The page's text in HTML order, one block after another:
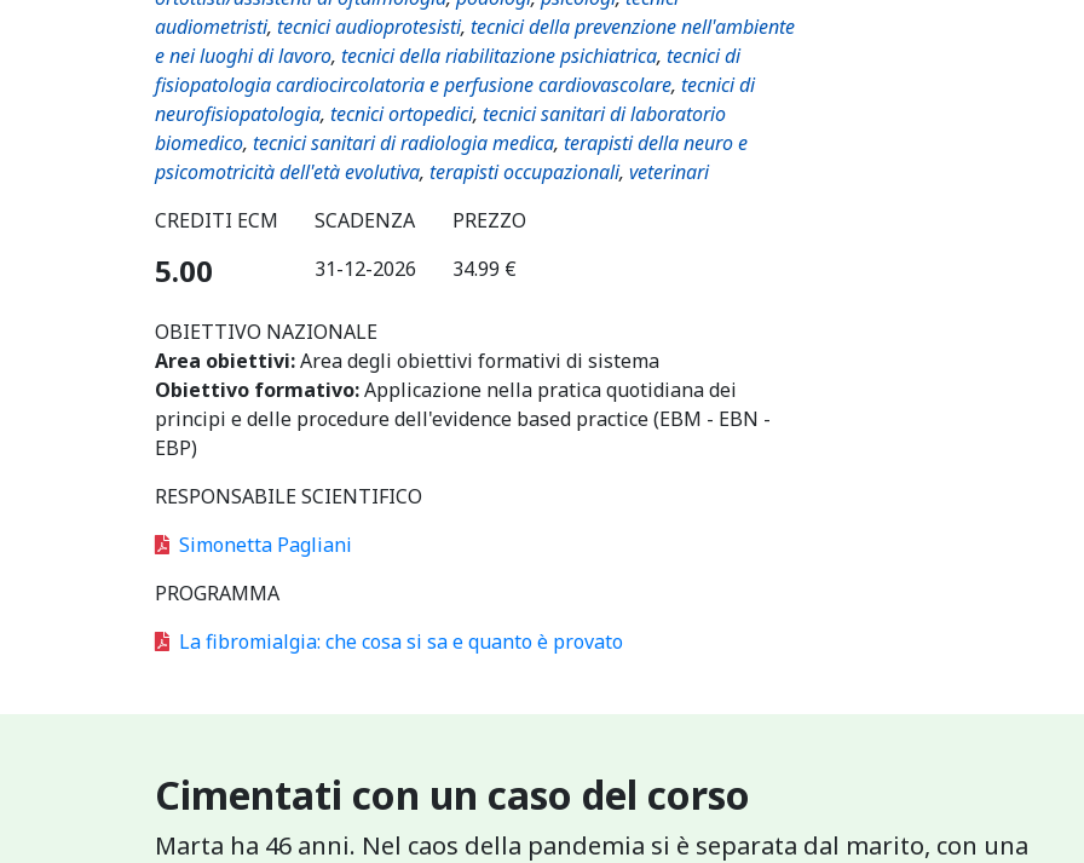
audiometristi, tecnici audioprotesisti, tecnici della prevenzione nell'ambiente
e nei luoghi di lavoro, tecnici della riabilitazione psichiatrica, tecnici di
fisiopatologia cardiocircolatoria e perfusione cardiovascolare, tecnici di
neurofisiopatologia, tecnici ortopedici, tecnici sanitari di laboratorio
biomedico, tecnici sanitari di radiologia medica, terapisti della neuro e
psicomotricità dell'età evolutiva, terapisti occupazionali, veterinari
CREDITI ECM
5.00
SCADENZA
31-12-2026
PREZZO
34.99 €
OBIETTIVO NAZIONALE
Area obiettivi:Area degli obiettivi formativi di sistema
Obiettivo formativo:Applicazione nella pratica quotidiana dei
principi e delle procedure dell'evidence based practice (EBM - EBN -
EBP)
RESPONSABILE SCIENTIFICO
Simonetta Pagliani
PROGRAMMA
La fibromialgia: che cosa si sa e quanto è provato
Cimentati con un caso del corso
Marta ha 46 anni. Nel caos della pandemia si è separata dal marito, con una